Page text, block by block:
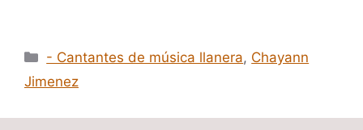
Categorías
- Cantantes de música llanera, Chayann
Jimenez